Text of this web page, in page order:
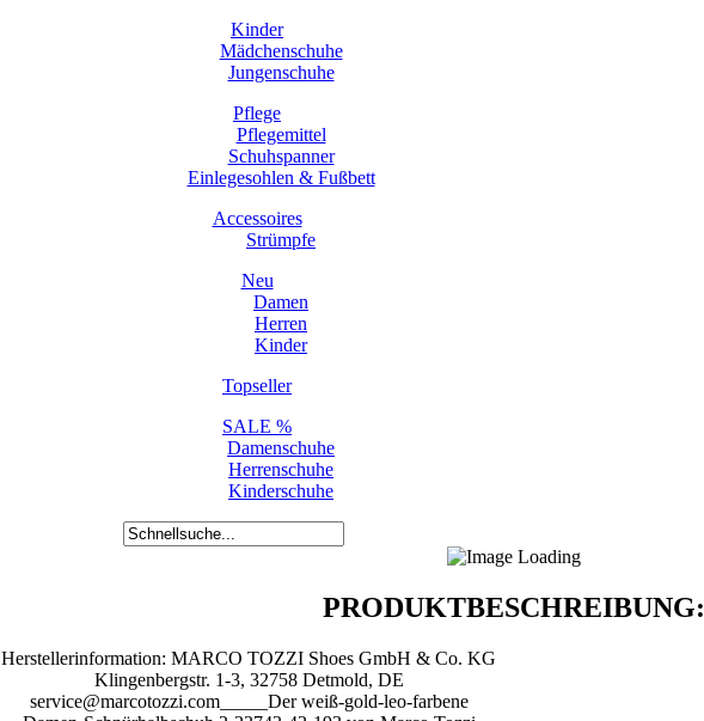
Kinder
Mädchenschuhe
Jungenschuhe
Pflege
Pflegemittel
Schuhspanner
Einlegesohlen & Fußbett
Accessoires
Strümpfe
Neu
Damen
Herren
Kinder
Topseller
SALE %
Damenschuhe
Herrenschuhe
Kinderschuhe
PRODUKTBESCHREIBUNG:
Herstellerinformation: MARCO TOZZI Shoes GmbH & Co. KG
Klingenbergstr. 1-3, 32758 Detmold, DE
service@marcotozzi.com_____Der weiß-gold-leo-farbene